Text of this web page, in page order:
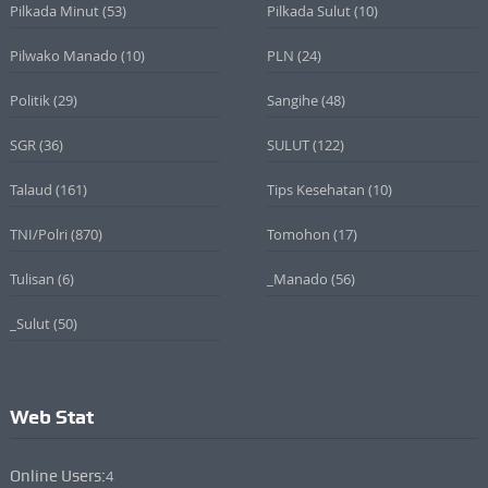
Pilkada Minut(53) Pilkada Sulut(10)
Pilwako Manado (10) PLN (24)
Politik(29) Sangihe(48)
SGR(36) SULUT(122)
Talaud (161) Tips Kesehatan (10)
TNI/Polri (870) Tomohon (17)
Tulisan (6) _Manado (56)
_Sulut(50)
Web Stat
Online Users:4